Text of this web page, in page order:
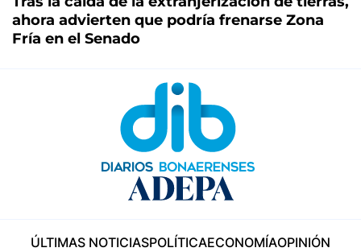
ahora advierten que podría frenarse Zona
Fría en el Senado
ÚLTIMAS NOTICIASPOLÍTICAECONOMÍAOPINIÓN